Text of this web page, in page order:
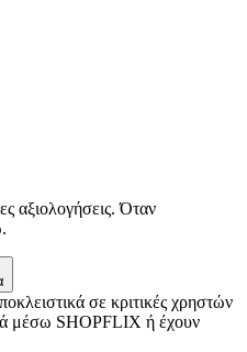
αξιολογήσεις. Όταν
σε κριτικές χρηστών
μέσω SHOPFLIX ή έχουν